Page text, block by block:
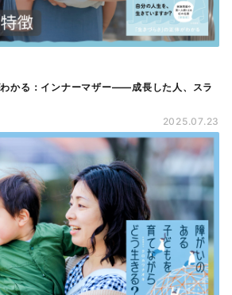
わかる：インナーマザー――成長した人、スラ
2025.07.23